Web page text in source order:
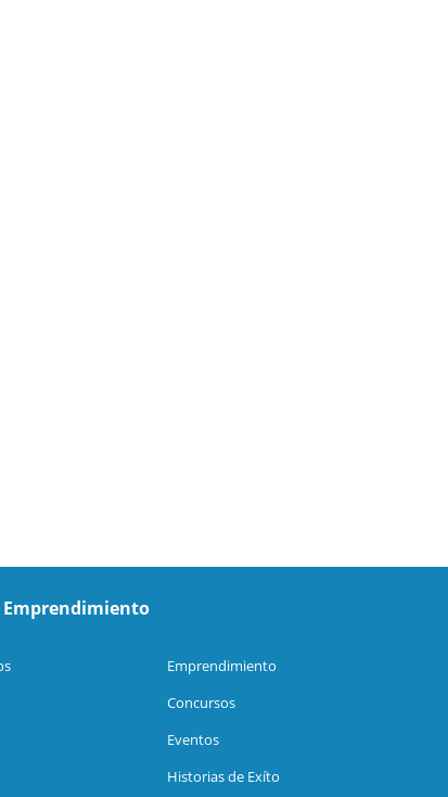
Emprendimiento
Emprendimiento
Concursos
Eventos
Historias de Exíto